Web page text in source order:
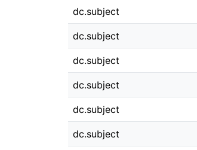
dc.subject
dc.subject
dc.subject
dc.subject
dc.subject
dc.subject